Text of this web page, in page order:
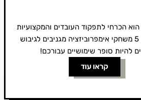
הוא הכרחי לתפקוד העובדים והמקצועיות
שלהם. קבלו 5 משחקי אימפרוביזציה מגניבים לגיבוש
להיות סופר שימושיים עבורכם!
קראו עוד